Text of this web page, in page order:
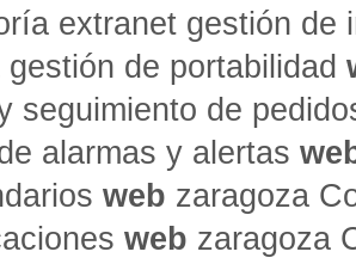
extranet gestión de
de portabilidad
seguimiento de
alarmas y alertas
web zaragoza
web zaragoza